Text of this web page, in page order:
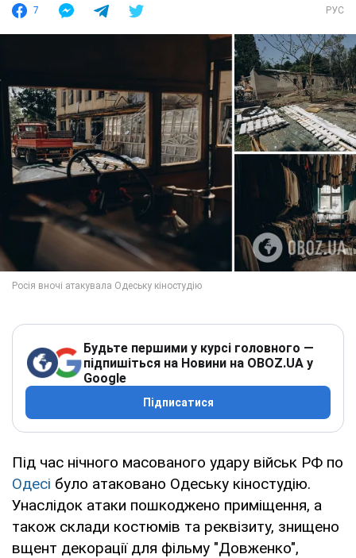
7 РУС
Будьте першими у курсі головного —
підпишіться на Новини на OBOZ.UA у
Google
Підписатися
Під час нічного масованого удару військ РФ по
Одесі було атаковано Одеську кіностудію.
Унаслідок атаки пошкоджено приміщення, а
також склади костюмів та реквізиту, знищено
вщент декорації для фільму "Довженко",